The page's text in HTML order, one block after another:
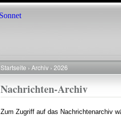
Pfadnavigation
Startseite Archiv 2026
Nachrichten-Archiv
Zum Zugriff auf das Nachrichtenarchiv